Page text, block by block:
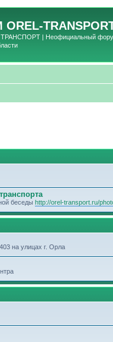
OREL-
| Неофициальный форум
беседы http://orel-transport.ru/
на улицах г. Орла